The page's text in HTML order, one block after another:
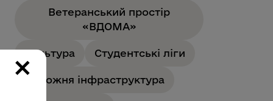
Ветеранський простір
«ВДОМА»
Культура Студентські ліги
Дорожня інфраструктура
×